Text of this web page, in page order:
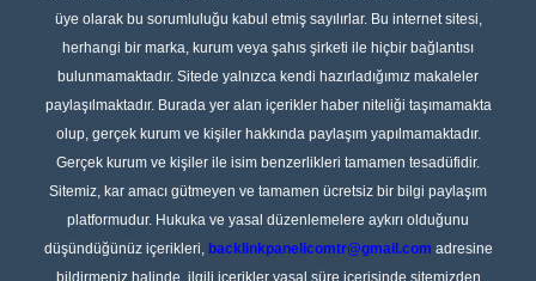
üye olarak bu sorumluluğu kabul etmiş sayılırlar. Bu internet sitesi,
herhangi bir marka, kurum veya şahıs şirketi ile hiçbir bağlantısı
bulunmamaktadır. Sitede yalnızca kendi hazırladığımız makaleler
paylaşılmaktadır. Burada yer alan içerikler haber niteliği taşımamakta
olup, gerçek kurum ve kişiler hakkında paylaşım yapılmamaktadır.
Gerçek kurum ve kişiler ile isim benzerlikleri tamamen tesadüfidir.
Sitemiz, kar amacı gütmeyen ve tamamen ücretsiz bir bilgi paylaşım
platformudur. Hukuka ve yasal düzenlemelere aykırı olduğunu
düşündüğünüz içerikleri, backlinkpanelicomtr@gmail.com adresine
bildirmeniz halinde, ilgili içerikler yasal süre içerisinde sitemizden